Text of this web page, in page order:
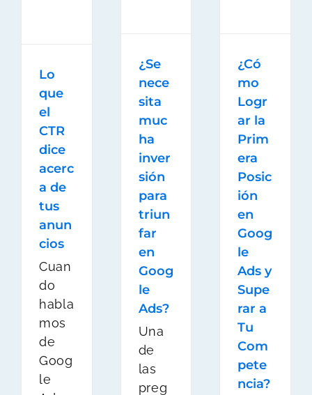
práctica
profesional
Dr.
Emmanuel
Ruiz
Lo
que
el
CTR
dice
acerc
a de
tus
anun
cios
Cuan
do
habla
mos
de
Goog
le
¿Se
nece
sita
muc
ha
inver
sión
para
triun
far
en
Goog
le
Ads?
Una
de
las
preg
¿Có
mo
Logr
ar la
Prim
era
Posic
ión
en
Goog
le
Ads y
Supe
rar a
Tu
Com
pete
ncia?